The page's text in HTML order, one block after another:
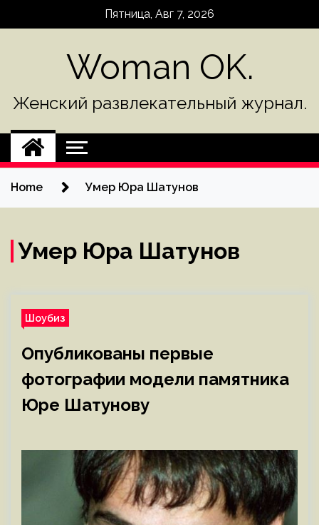
Пятница, Авг 7, 2026
Woman OK.
Женский развлекательный журнал.
Home Умер Юра Шатунов
Умер Юра Шатунов
Шоубиз
Опубликованы первые
фотографии модели памятника
Юре Шатунову